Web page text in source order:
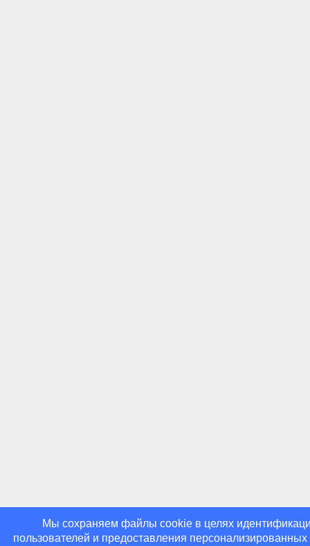
Мы cохраняем файлы cookie в целях
пользователей и предоставления персонализированных